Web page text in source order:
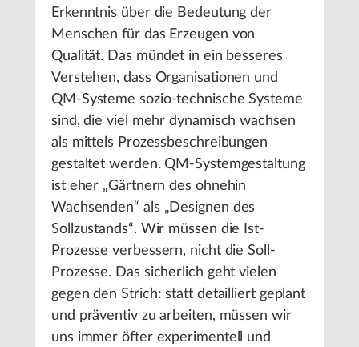
Erkenntnis über die Bedeutung der
Menschen für das Erzeugen von
Qualität. Das mündet in ein besseres
Verstehen, dass Organisationen und
QM-Systeme sozio-technische Systeme
sind, die viel mehr dynamisch wachsen
als mittels Prozessbeschreibungen
gestaltet werden. QM-Systemgestaltung
ist eher „Gärtnern des ohnehin
Wachsenden“ als „Designen des
Sollzustands“. Wir müssen die Ist-
Prozesse verbessern, nicht die Soll-
Prozesse. Das sicherlich geht vielen
gegen den Strich: statt detailliert geplant
und präventiv zu arbeiten, müssen wir
uns immer öfter experimentell und